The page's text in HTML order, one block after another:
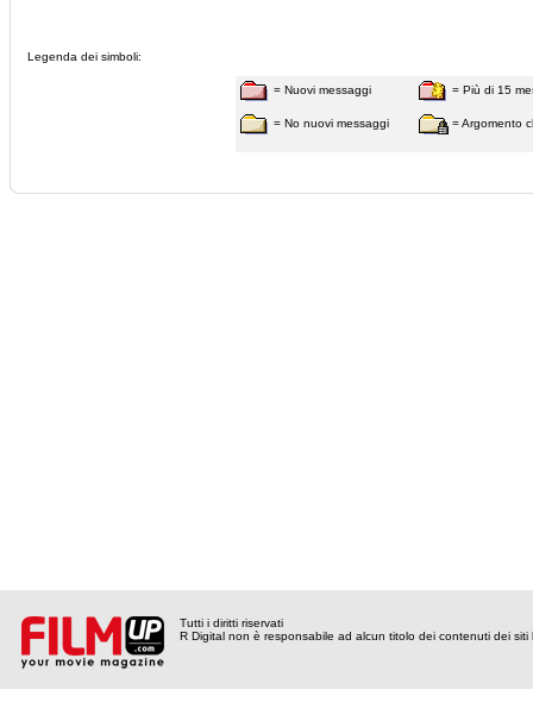
Legenda dei simboli:
= Nuovi messaggi
= No nuovi messaggi
= Più di 15
= Argomento
Tutti i diritti riservati
R Digital non è responsabile ad alcun titolo dei contenuti dei siti